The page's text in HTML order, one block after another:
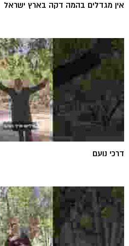
אין מגדלים בהמה דקה בארץ ישראל
דרכי נועם